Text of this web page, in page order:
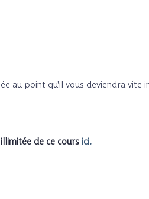
au point qu'il vous deviendra
de ce cours ici.